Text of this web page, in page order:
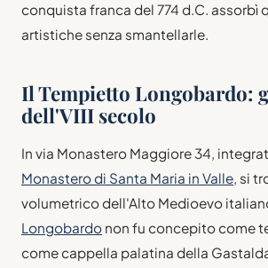
conquista franca del 774 d.C. assorbì
artistiche senza smantellarle.
Il Tempietto Longobardo:
dell'VIII secolo
In via Monastero Maggiore 34,
Monastero di Santa Maria in Valle, si
volumetrico dell'Alto Medioevo
Longobardo non fu concepito come
come cappella palatina della